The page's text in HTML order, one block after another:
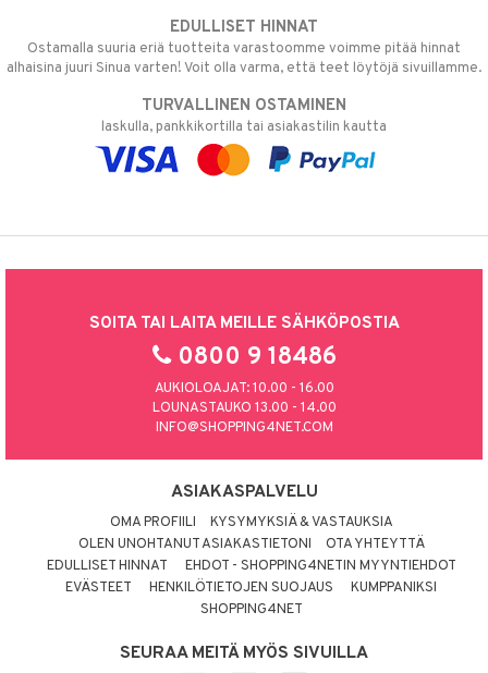
EDULLISET HINNAT
Ostamalla suuria eriä tuotteita varastoomme voimme pitää hinnat
alhaisina juuri Sinua varten! Voit olla varma, että teet löytöjä sivuillamme.
TURVALLINEN OSTAMINEN
laskulla, pankkikortilla tai asiakastilin kautta
SOITA TAI LAITA MEILLE SÄHKÖPOSTIA
0800 9 18486
AUKIOLOAJAT: 10.00 - 16.00
LOUNASTAUKO 13.00 - 14.00
INFO@SHOPPING4NET.COM
ASIAKASPALVELU
OMA PROFIILI
KYSYMYKSIÄ & VASTAUKSIA
OLEN UNOHTANUT ASIAKASTIETONI
OTA YHTEYTTÄ
EDULLISET HINNAT
EHDOT - SHOPPING4NETIN MYYNTIEHDOT
EVÄSTEET
HENKILÖTIETOJEN SUOJAUS
KUMPPANIKSI
SHOPPING4NET
SEURAA MEITÄ MYÖS SIVUILLA